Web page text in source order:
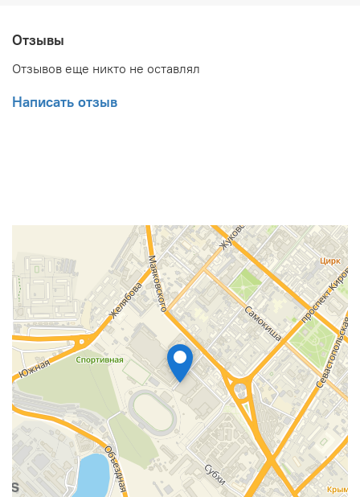
Отзывы
Отзывов еще никто не оставлял
Написать отзыв